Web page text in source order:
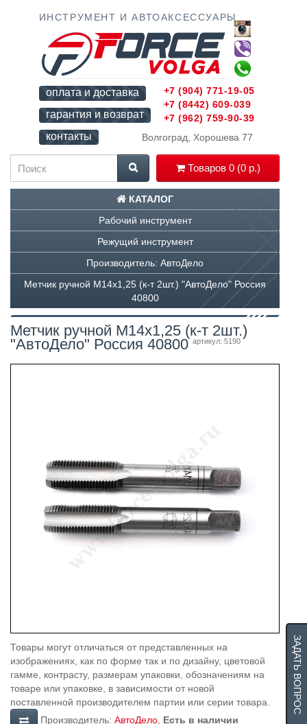
ИНСТРУМЕНТ И АВТОАКСЕССУАРЫ
оплата и доставка
гарантия и возврат
контакты
Волгоград, Хорошева 77
Товаров 0 (0 р.)
+7 (904) 771-19-05
+7 (8442) 609-039
+7 (962) 759-90-39
КАТАЛОГ
Рабочий инструмент
Режущий инструмент
Производитель: АвтоДело
Метчик ручной М14х1,25 (к-т 2шт.) "АвтоДело" Россия
40800
Метчик ручной М14х1,25 (к-т 2шт.)
"АвтоДело" Россия 40800 артикул: 5190
Товары могут отличаться от представленных на
изображениях, как по форме так и по дизайну, цветовой
гамме, контрасту, размерам упаковки, обозначениям на
товаре или упаковке, в зависимости от новой
поставленной производителем партии или серии товара.
Производитель: АвтоДело Есть в наличии
ЗАДАТЬ ВОПРОС